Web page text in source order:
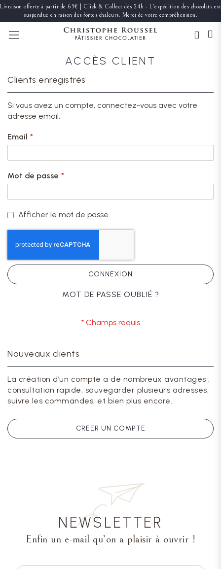
Livraison offerte à partir de 65€ | Click & Collect dès 24h - L'expédition des chocolats est
suspendue en raison des fortes chaleurs. Merci de votre compréhension.
ACCÈS CLIENT
Clients enregistrés
Si vous avez un compte, connectez-vous avec votre
adresse email.
Email
Mot de passe
Afficher le mot de passe
CONNEXION
MOT DE PASSE OUBLIÉ ?
Nouveaux clients
La création d’un compte a de nombreux avantages :
consultation rapide, sauvegarder plusieurs adresses,
suivre les commandes, et bien plus encore.
CRÉER UN COMPTE
NEWSLETTER
Enfin un e-mail qu’on a plaisir à ouvrir !